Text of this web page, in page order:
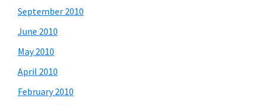
September 2010
June 2010
May 2010
April 2010
February 2010